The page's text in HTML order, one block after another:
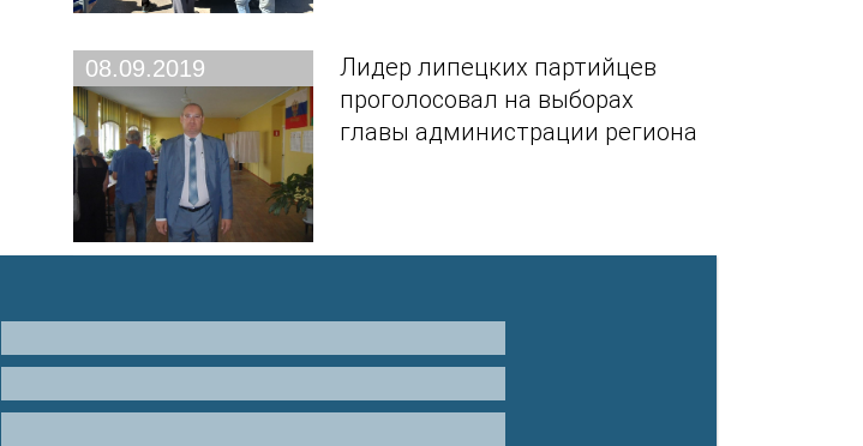
08.09.2019
Лидер липецких партийцев
проголосовал на выборах
главы администрации региона